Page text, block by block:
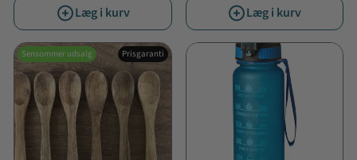
Læg i kurv Læg i kurv
Sensommer udsalg Prisgaranti